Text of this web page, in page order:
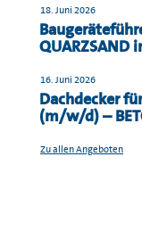
18. Juni 2026
QUARZSAND
16. Juni 2026
Dachdecker
(m/w/d) –
Zu allen Angeboten